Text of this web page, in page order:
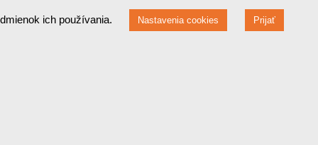
FIO Banka, a. s.
CZ32 2010 0000 0020 01816449
ich používania. Nastavenia cookies Prijať